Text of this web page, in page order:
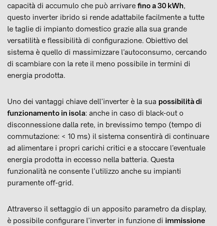
capacità di accumulo che può arrivare fino a 30 kWh,
questo inverter ibrido si rende adattabile facilmente a tutte
le taglie di impianto domestico grazie alla sua grande
versatilità e flessibilità di configurazione. Obiettivo del
sistema è quello di massimizzare l’autoconsumo, cercando
di scambiare con la rete il meno possibile in termini di
energia prodotta.
Uno dei vantaggi chiave dell’inverter è la sua possibilità di
funzionamento in isola: anche in caso di black-out o
disconnessione dalla rete, in brevissimo tempo (tempo di
commutazione: < 10 ms) il sistema consentirà di continuare
ad alimentare i propri carichi critici e a stoccare l’eventuale
energia prodotta in eccesso nella batteria. Questa
funzionalità ne consente l’utilizzo anche su impianti
puramente off-grid.
Attraverso il settaggio di un apposito parametro da display,
è possibile configurare l’inverter in funzione di immissione